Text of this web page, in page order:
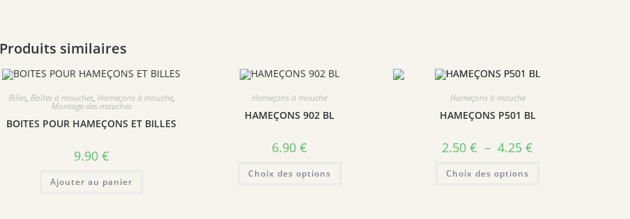
Produits similaires
Billes, Boîtes à mouches, Hameçons à mouche,
Montage des mouches
BOITES POUR HAMEÇONS ET BILLES
9.90 €
Ajouter au panier
Hameçons à mouche
HAMEÇONS 902 BL
6.90 €
Choix des options
Hameçons à mouche
HAMEÇONS P501 BL
2.50€ – 4.25€
Choix des options